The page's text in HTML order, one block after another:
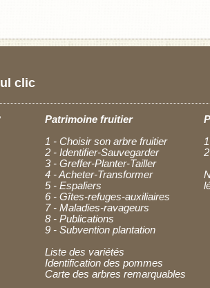
clic
Patrimoine fruitier
1 - Choisir son arbre fruitier
2 - Identifier-Sauvegarder
3 - Greffer-Planter-Tailler
4 - Acheter-Transformer
5 - Espaliers
6 - Gîtes-refuges-auxiliaires
7 - Maladies-ravageurs
8 - Publications
9 - Subvention plantation
Liste des variétés
Identification des pommes
Carte des arbres remarquables